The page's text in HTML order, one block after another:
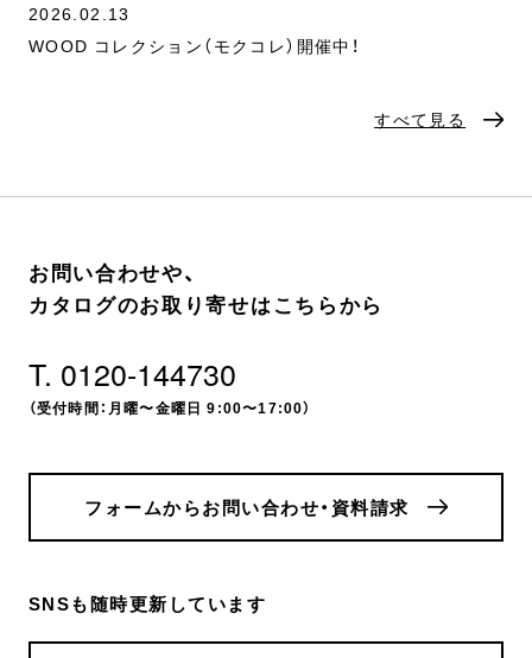
2026.02.13
WOOD コレクション（モクコレ）開催中！
すべて見る
お問い合わせや、
カタログのお取り寄せはこちらから
T. 0120-144730
（受付時間：月曜〜金曜日 9:00〜17:00）
フォームからお問い合わせ・資料請求
SNSも随時更新しています